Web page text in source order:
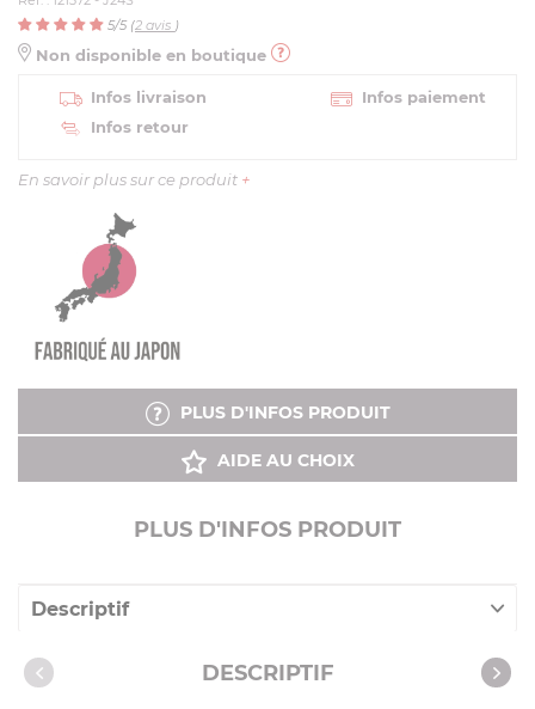
5/5 (2 avis )
Non disponible en boutique
Infos livraison
Infos paiement
Infos retour
En savoir plus sur ce produit +
PLUS D'INFOS PRODUIT
AIDE AU CHOIX
PLUS D'INFOS PRODUIT
Descriptif
Caractéristiques DESCRIPTIF